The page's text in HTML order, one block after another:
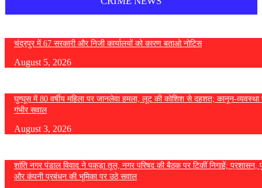
चंद्रपुर में 67 सरकारी और निजी कार्यालयों को कारण बताओ नोटिस
August 5, 2026
घुग्घूस में 80 वर्षीय महिला पर जानलेवा हमला, लूट की कोशिश से दहशत; कानून-व्यवस्था
गंभीर सवाल
August 3, 2026
शांति नगर पंडाल विवाद ने पकड़ा तूल, नगर परिषद की बैठक पर टिकीं निगाहें; प्रशासन,
और कंपनी प्रबंधन की भूमिका पर उठे सवाल